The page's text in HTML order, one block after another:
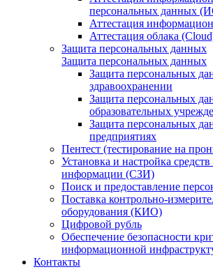
персональных данных
Аттестация
Аттестация облака
Защита персональных данных
Защита персональных данных
Защита персональных
здравоохранении
Защита персональных
образовательных
Защита персональных
предприятиях
Пентест (тестирование на
Установка и настройка
информации (СЗИ)
Поиск и предоставление
Поставка контрольно-
оборудования (КИО)
Цифровой рубль
Обеспечение безопасности
информационной
Контакты